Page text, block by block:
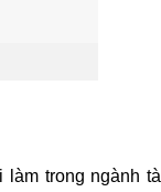
trong ngành